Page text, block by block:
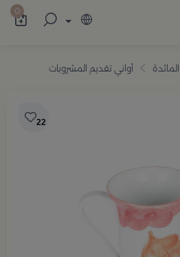
تضم ترامس القهوة 0
أواني تقديم المشروبات
22